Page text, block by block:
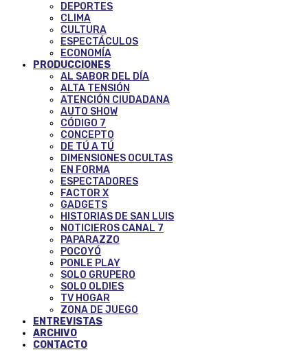
DEPORTES
CLIMA
CULTURA
ESPECTÁCULOS
ECONOMÍA
PRODUCCIONES
AL SABOR DEL DÍA
ALTA TENSIÓN
ATENCIÓN CIUDADANA
AUTO SHOW
CÓDIGO 7
CONCEPTO
DE TÚ A TÚ
DIMENSIONES OCULTAS
EN FORMA
ESPECTADORES
FACTOR X
GADGETS
HISTORIAS DE SAN LUIS
NOTICIEROS CANAL 7
PAPARAZZO
POCOYÓ
PONLE PLAY
SOLO GRUPERO
SOLO OLDIES
TV HOGAR
ZONA DE JUEGO
ENTREVISTAS
ARCHIVO
CONTACTO